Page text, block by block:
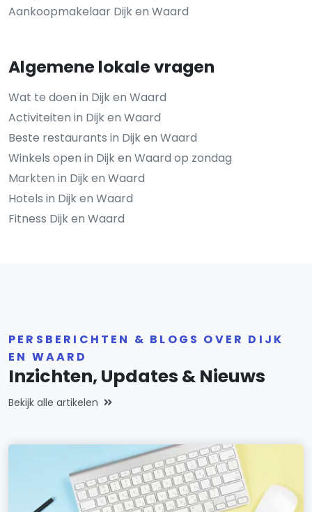
Aankoopmakelaar Dijk en Waard
Algemene lokale vragen
Wat te doen in Dijk en Waard
Activiteiten in Dijk en Waard
Beste restaurants in Dijk en Waard
Winkels open in Dijk en Waard op zondag
Markten in Dijk en Waard
Hotels in Dijk en Waard
Fitness Dijk en Waard
PERSBERICHTEN & BLOGS OVER DIJK
EN WAARD
Inzichten, Updates & Nieuws
Bekijk alle artikelen